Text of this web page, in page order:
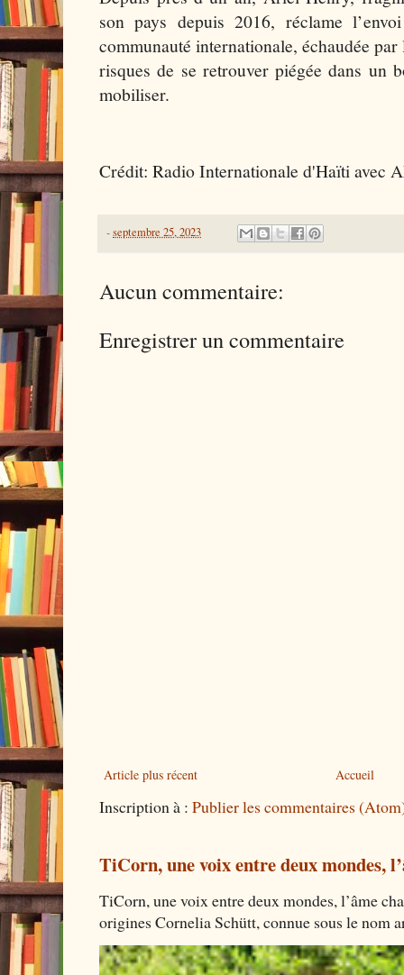
son pays depuis 2016, réclame
communauté internationale, échaudée par
risques de se retrouver piégée dans un
mobiliser.
Crédit: Radio Internationale d'Haïti avec
-septembre 25, 2023
Aucun commentaire:
Enregistrer un commentaire
Article plus récent Accueil
Inscription à : Publier les commentaires
TiCorn, une voix entre deux mondes,
TiCorn, une voix entre deux mondes, l’âme
origines Cornelia Schütt, connue sous le nom